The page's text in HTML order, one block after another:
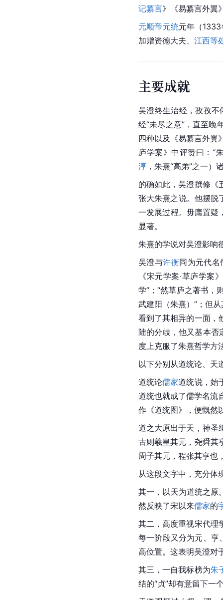
记纂言》《易纂言外翼
元顺帝元统元年（
加赠资德大夫、 江西等
主要成就
吴澄终生治经，孜孜不
经“未尽之意”，直至晚
四种以及《易纂言外翼
庐学案》中评赞曰：“
淳 ，朱熹“高弟”之一）
的确如此，吴澄撰修《
张大朱熹之说。他摆脱
一发展过程。毋庸置疑
显著。
朱熹的学说对吴澄影响
吴澄与许衡同为元代名
《宋元学案·草庐学案
学”；“然草庐之著书，
武建阳（朱熹）”；但
看到了其相异的一面，
陆的分歧，他又基本否
度上克服了朱熹哲学方
以下分别从道统论 、
道统论儒家道统说，始
道统也就成了儒学名流
作《道统图》，便慨然
道之大原出于天，神圣
古则羲皇其元，尧舜其
周子其元，程张其亨也
从这段文字中，充分体
其一，以天为道统之原
然反映了宋以来儒家的
其二，高度重视宋代理
每一阶段又分为元、亨
高位置。这表明吴澄对
其三，一自我标榜为朱
结的“贞”却有意留下一